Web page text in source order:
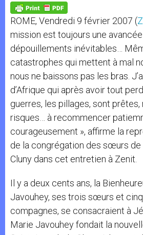
p
p
g
e
r
o
k
ROME, Vendredi 9 février 2007 (
mission est toujours une
dépouillements inévitables…
catastrophes qui mettent à mal
nous ne baissons pas les bras.
d’Afrique qui après avoir tout
guerres, les pillages, sont prêtes,
risques… à recommencer
courageusement », affirme la
de la congrégation des sœurs de
Cluny dans cet entretien à Zenit.
Il y a deux cents ans, la
Javouhey, ses trois sœurs et
compagnes, se consacraient à
Marie Javouhey fondait la